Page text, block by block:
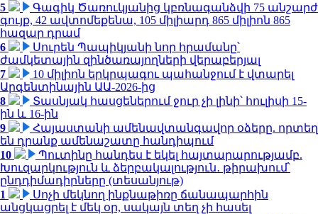
5
Գագիկ Ծառուկյանից կբռնագանձվի 75 անշարժ
գույք, 42 ավտոմեքենա, 105 միլիարդ 865 միլիոն 865
հազար դրամ
6
Սուրեն Պապիկյանի նոր հրամանը՝
ժամկետային զինծառայողների վերաբերյալ
7
10 միլիոն երկրպագու պահանջում է վտարել
Արգենտինային ԱԱ-2026-ից
8
Տասնյակ հասցեներում ջուր չի լինի՝ հուլիսի 15-
ին և 16-ին
9
Հայաստանի ամենավտանգավոր օձերը. որտեղ
են դրանք ամենաշատը հանդիպում
10
Պուտինը հանդես է եկել հայտարարությամբ.
Խուզարկություն և ձերբակալություն․ թիրախում՝
ընդդիմադիրները (տեսանյութ)
1
Սոչի մեկնող ինքնաթիռը ճանապարհին
անցկացրել է մեկ օր, սակայն տեղ չի հասել